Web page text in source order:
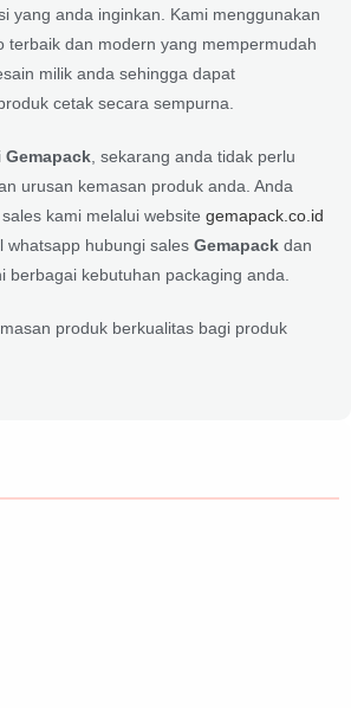
yang anda inginkan. Kami menggunakan
terbaik dan modern yang mempermudah
milik anda sehingga dapat
cetak secara sempurna.
Gemapack , sekarang anda tidak perlu
urusan kemasan produk anda. Anda
kami melalui website gemapack.co.id
whatsapp hubungi sales Gemapack dan
berbagai kebutuhan packaging anda.
produk berkualitas bagi produk